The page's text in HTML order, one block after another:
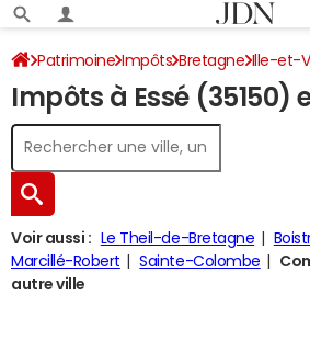
Patrimoine Impôts Bretagne Ille-et-
Impôt sur le revenu
Impôts à Essé (35150)
Voir aussi : Le Theil-de-Bretagne
Marcillé-Robert
Sainte-Colombe
autre ville